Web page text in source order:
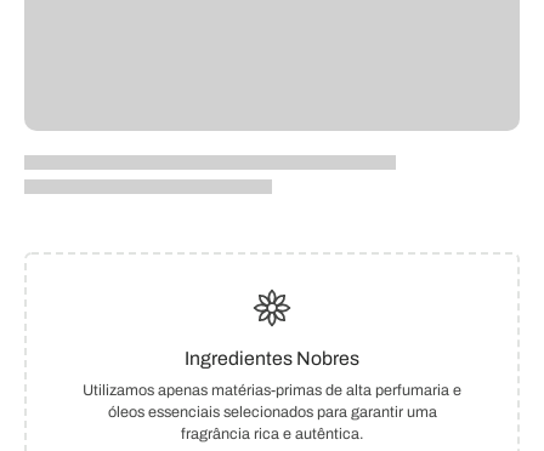
Ingredientes Nobres
Utilizamos apenas matérias-primas de alta perfumaria e
óleos essenciais selecionados para garantir uma
fragrância rica e autêntica.